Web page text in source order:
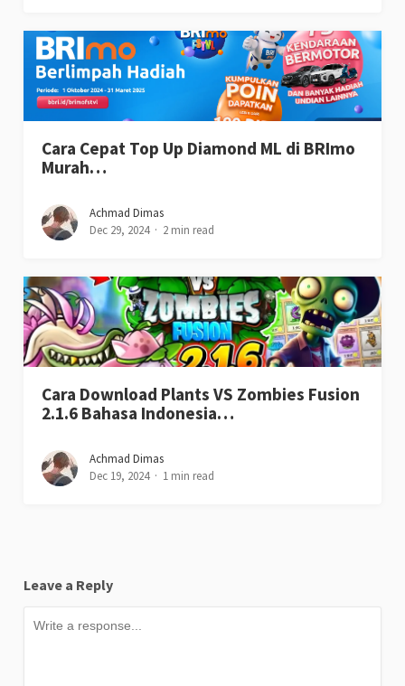
Cara Cepat Top Up Diamond ML di BRImo
Murah…
Achmad Dimas
Dec 29, 2024
2 min read
Cara Download Plants VS Zombies Fusion
2.1.6 Bahasa Indonesia…
Achmad Dimas
Dec 19, 2024
1 min read
Leave a Reply